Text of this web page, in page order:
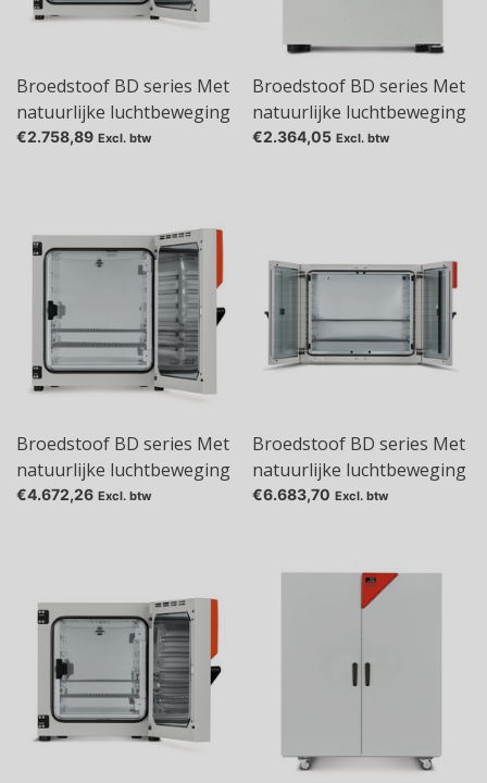
Broedstoof BD series Met
natuurlijke luchtbeweging
(convectie), 112 l, BD 115
€2.758,89 Excl. btw
Broedstoof BD series Met
natuurlijke luchtbeweging
(convectie), 20 l, BD 23
€2.364,05 Excl. btw
Broedstoof BD series Met
natuurlijke luchtbeweging
(convectie), 253 l, BD 260
€4.672,26 Excl. btw
Broedstoof BD series Met
natuurlijke luchtbeweging
(convectie), 400 l, BD 400
€6.683,70 Excl. btw